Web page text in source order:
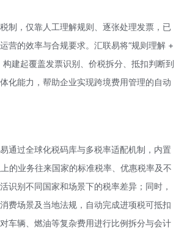
制，仅靠人工理解规则、逐张处理发票，已
营的效率与合规要求。汇联易将“规则理解 +
构建起覆盖发票识别、价税拆分、抵扣判断到
化能力，帮助企业实现跨境费用管理的自动
通过全球化税码库与多税率适配机制，内置
的业务往来国家的标准税率、优惠税率及不
识别不同国家和场景下的税率差异；同时，
费场景及当地法规，自动完成进项税可抵扣
车辆、燃油等复杂费用进行比例拆分与会计